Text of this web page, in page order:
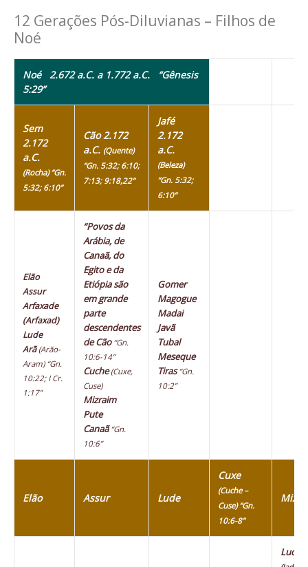
12 Gerações Pós-Diluvianas – Filhos de
Noé
Noé 2.672 a.C. a 1.772 a.C.
“Gênesis
5:29”
Sem
2.172
a.C.
(Rocha) “Gn.
5:32; 6:10”
Cão 2.172
a.C. (Quente)
“Gn. 5:32; 6:10;
7:13; 9:18,22”
Jafé
2.172
a.C.
(Beleza)
“Gn. 5:32;
6:10”
Elão
Assur
Arfaxade
(Arfaxad)
Lude
Arã (Arão-
Aram) “Gn.
10:22; I Cr.
1:17”
“Povos da
Arábia, de
Canaã, do
Egito e da
Etiópia são
em grande
parte
descendentes
de Cão “Gn.
10:6-14”
Cuche(Cuxe,
Cuse)
Mizraim
Pute
Canaã“Gn.
10:6”
Gomer
Magogue
Madai
Javã
Tubal
Meseque
Tiras“Gn.
10:2”
Elão Assur Lude
Cuxe
(Cuche –
Cuse) “Gn.
10:6-8”
Ludim